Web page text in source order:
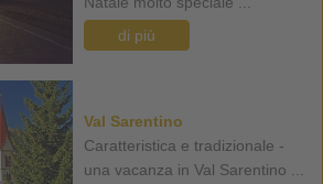
di più
Val Sarentino
Caratteristica e tradizionale -
una vacanza in Val Sarentino ...